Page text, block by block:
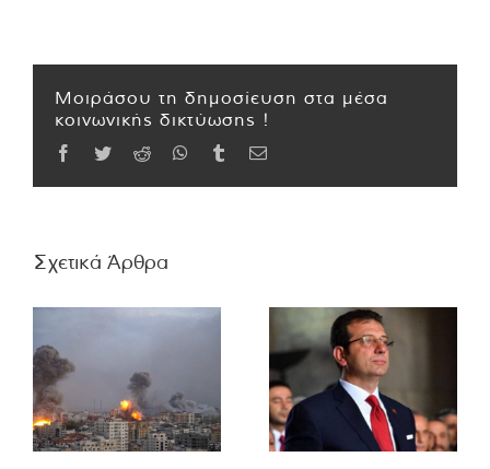
Μοιράσου τη δημοσίευση στα μέσα
κοινωνικής δικτύωσης !
Facebook
TwitterReddit WhatsApp
TumblrEmail
Σχετικά Άρθρα